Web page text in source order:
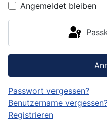
Angemeldet bleiben
Passwort vergessen?
Benutzername
Registrieren